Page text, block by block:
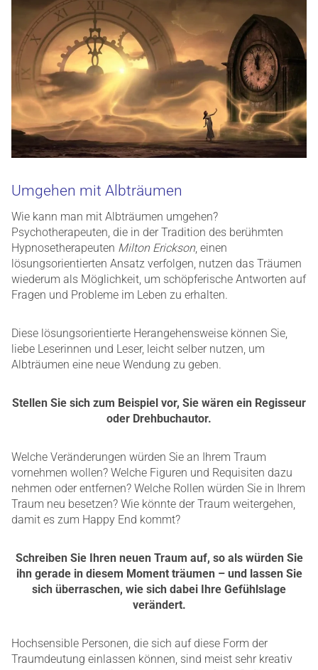
Umgehen mit Albträumen
Wie kann man mit Albträumen umgehen?
Psychotherapeuten, die in der Tradition des berühmten
Hypnosetherapeuten Milton Erickson, einen
lösungsorientierten Ansatz verfolgen, nutzen das Träumen
wiederum als Möglichkeit, um schöpferische Antworten auf
Fragen und Probleme im Leben zu erhalten.
Diese lösungsorientierte Herangehensweise können Sie,
liebe Leserinnen und Leser, leicht selber nutzen, um
Albträumen eine neue Wendung zu geben.
Stellen Sie sich zum Beispiel vor, Sie wären ein Regisseur
oder Drehbuchautor.
Welche Veränderungen würden Sie an Ihrem Traum
vornehmen wollen? Welche Figuren und Requisiten dazu
nehmen oder entfernen? Welche Rollen würden Sie in Ihrem
Traum neu besetzen? Wie könnte der Traum weitergehen,
damit es zum Happy End kommt?
Schreiben Sie Ihren neuen Traum auf, so als würden Sie
ihn gerade in diesem Moment träumen – und lassen Sie
sich überraschen, wie sich dabei Ihre Gefühlslage
verändert.
Hochsensible Personen, die sich auf diese Form der
Traumdeutung einlassen können, sind meist sehr kreativ